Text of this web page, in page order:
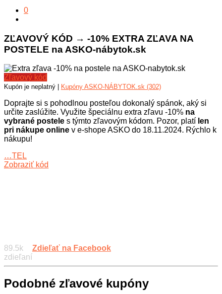
0
ZĽAVOVÝ KÓD → -10% EXTRA ZĽAVA NA
POSTELE na ASKO-nábytok.sk
Zľavový kód
Kupón je neplatný | Kupóny ASKO-NÁBYTOK.sk (302)
Doprajte si s pohodlnou posteľou dokonalý spánok, aký si
určite zaslúžite. Využite špeciálnu extra zľavu -10% na
vybrané postele s týmto zľavovým kódom. Pozor, platí len
pri nákupe online v e-shope ASKO do 18.11.2024. Rýchlo k
nákupu!
…TEL
Zobraziť kód
89.5k
zdieľaní
Zdieľať na Facebook
Podobné zľavové kupóny